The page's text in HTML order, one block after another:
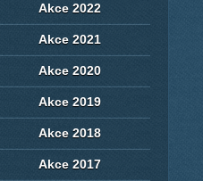
Akce 2022
Akce 2021
Akce 2020
Akce 2019
Akce 2018
Akce 2017